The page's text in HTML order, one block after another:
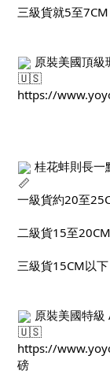
三級貨就5至7CM
原裝美國頂
https://
桂花蚌則長一
一級貨約20至
二級貨15至20CM
三級貨15CM以下
原裝美國特
https://
磅